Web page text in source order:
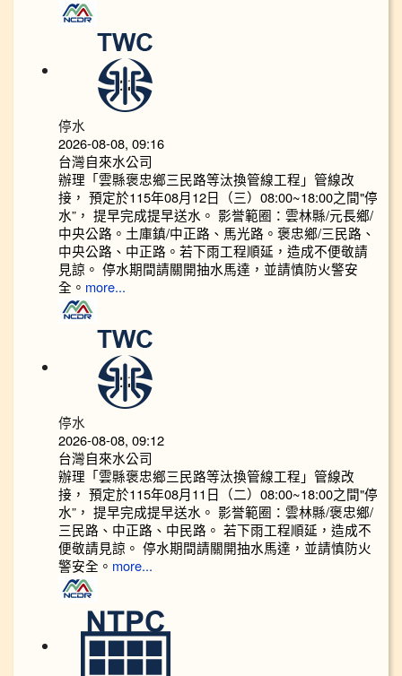
停水
2026-08-08, 09:16
台灣自來水公司
辦理「雲縣褒忠鄉三民路等汰換管線工程」管線改
接， 預定於115年08月12日（三）08:00~18:00之間"停
水”， 提早完成提早送水。 影誉範圈：雲林縣/元長鄉/
中央公路。土庫鎮/中正路、馬光路。褒忠鄉/三民路、
中央公路、中正路。若下雨工程順延，造成不便敬請
見諒。 停水期間請關開抽水馬達，並請慎防火警安
全。 more...
停水
2026-08-08, 09:12
台灣自來水公司
辦理「雲縣褒忠鄉三民路等汰換管線工程」管線改
接， 預定於115年08月11日（二）08:00~18:00之間"停
水”， 提早完成提早送水。 影誉範圈：雲林縣/褒忠鄉/
三民路、中正路、中民路。 若下雨工程順延，造成不
便敬請見諒。 停水期間請關開抽水馬達，並請慎防火
警安全。 more...